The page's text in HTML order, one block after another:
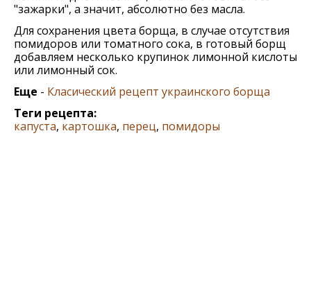
"зажарки", а значит, абсолютно без масла.
Для сохранения цвета борща, в случае отсутствия
помидоров или томатного сока, в готовый борщ
добавляем несколько крупинок лимонной кислоты
или лимонный сок.
Еще - Класический рецепт украинского борща
Теги рецепта:
капуста, картошка, перец, помидоры